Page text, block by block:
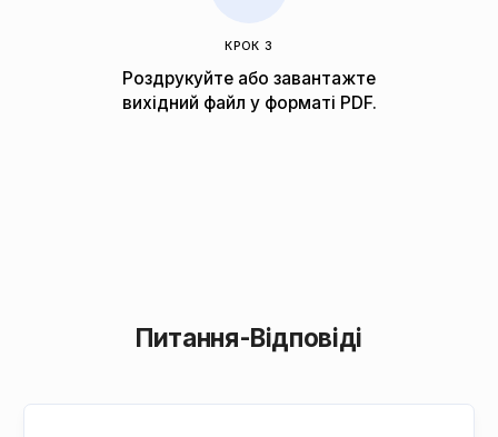
КРОК 3
Роздрукуйте або завантажте
вихідний файл у форматі PDF.
Питання-Відповіді